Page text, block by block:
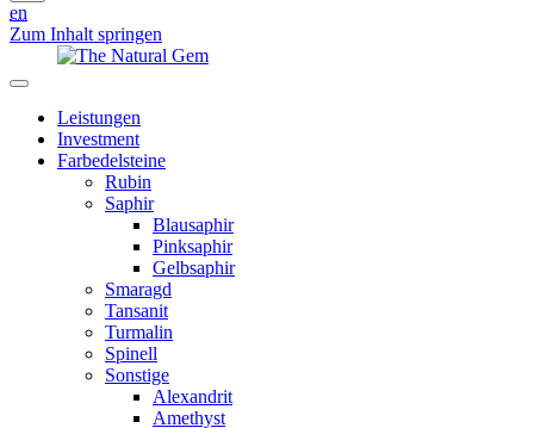
en
Zum Inhalt springen
Leistungen
Investment
Farbedelsteine
Rubin
Saphir
Blausaphir
Pinksaphir
Gelbsaphir
Smaragd
Tansanit
Turmalin
Spinell
Sonstige
Alexandrit
Amethyst